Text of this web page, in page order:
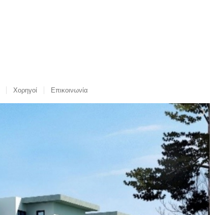
Χορηγοί Επικοινωνία